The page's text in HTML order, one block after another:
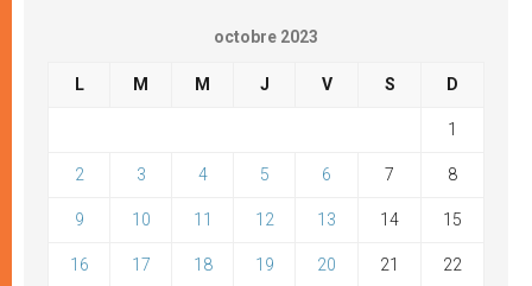
octobre 2023
L M M J V S D
1
2 3 4 5 6 7 8
9 10 11 12 13 14 15
16 17 18 19 20 21 22